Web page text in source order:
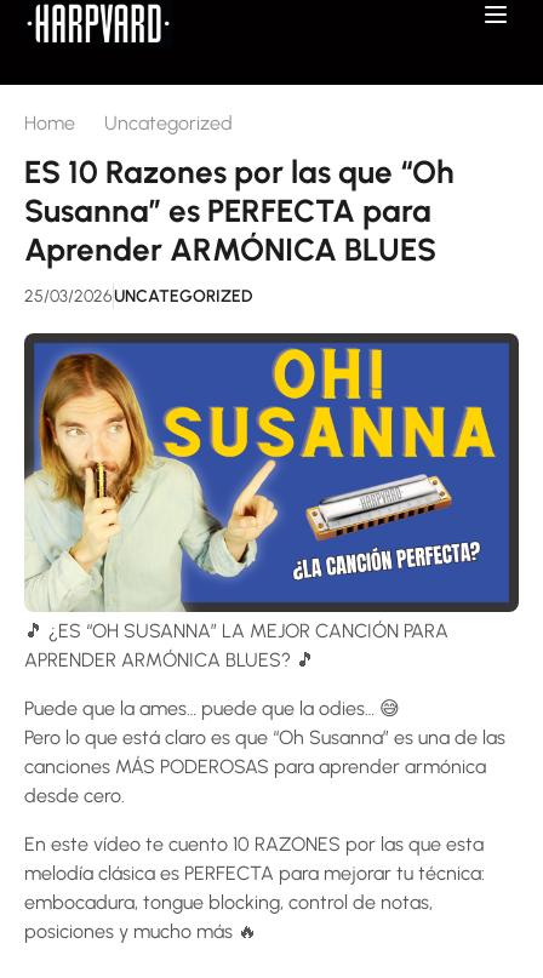
Home Uncategorized
ES 10 Razones por las que “Oh
Susanna” es PERFECTA para
Aprender ARMÓNICA BLUES
25/03/2026UNCATEGORIZED
🎵 ¿ES “OH SUSANNA” LA MEJOR CANCIÓN PARA
APRENDER ARMÓNICA BLUES? 🎵
Puede que la ames… puede que la odies… 😅
Pero lo que está claro es que “Oh Susanna” es una de las
canciones MÁS PODEROSAS para aprender armónica
desde cero.
En este vídeo te cuento 10 RAZONES por las que esta
melodía clásica es PERFECTA para mejorar tu técnica:
embocadura, tongue blocking, control de notas,
posiciones y mucho más 🔥